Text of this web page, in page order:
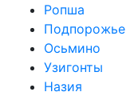
Ропша
Подпорожье
Осьмино
Узигонты
Назия